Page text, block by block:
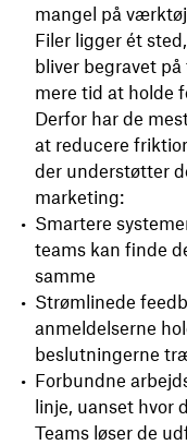
mangel på
Filer ligger ét
bliver begravet
mere tid at holde
Derfor har de
at reducere
der understøtter
marketing:
Smartere
teams kan finde
samme
Strømlinede
anmeldelserne
beslutningerne
Forbundne
linje, uanset hvor
Teams løser de